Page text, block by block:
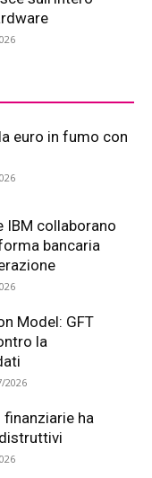
euro in fumo con
IBM collaborano
bancaria
Model: GFT
la
2026
ha